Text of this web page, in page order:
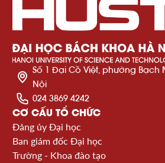
Số 1 Đại Cồ Việt, phường Bạch
Nội
024 3869 4242
CƠ CẤU TỔ CHỨC
Đảng ủy Đại học
Ban giám đốc Đại học
Trường - Khoa đào tạo